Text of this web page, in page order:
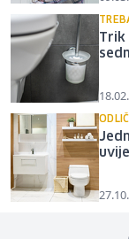
Trik